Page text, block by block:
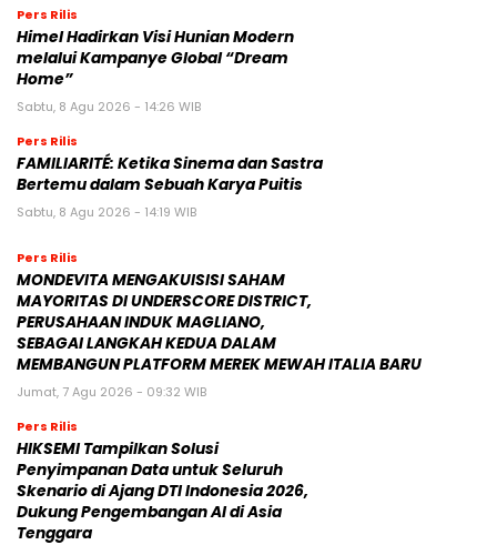
Pers Rilis
Himel Hadirkan Visi Hunian Modern
melalui Kampanye Global “Dream
Home”
Sabtu, 8 Agu 2026 - 14:26 WIB
Pers Rilis
FAMILIARITÉ: Ketika Sinema dan Sastra
Bertemu dalam Sebuah Karya Puitis
Sabtu, 8 Agu 2026 - 14:19 WIB
Pers Rilis
MONDEVITA MENGAKUISISI SAHAM
MAYORITAS DI UNDERSCORE DISTRICT,
PERUSAHAAN INDUK MAGLIANO,
SEBAGAI LANGKAH KEDUA DALAM
MEMBANGUN PLATFORM MEREK MEWAH ITALIA BARU
Jumat, 7 Agu 2026 - 09:32 WIB
Pers Rilis
HIKSEMI Tampilkan Solusi
Penyimpanan Data untuk Seluruh
Skenario di Ajang DTI Indonesia 2026,
Dukung Pengembangan AI di Asia
Tenggara